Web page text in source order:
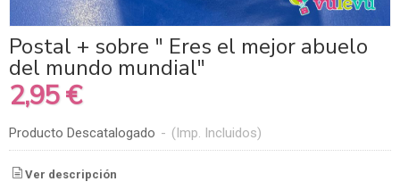
Postal + sobre " Eres el mejor abuelo
del mundo mundial"
2,95 €
Producto Descatalogado - (Imp. Incluidos)
Ver descripción